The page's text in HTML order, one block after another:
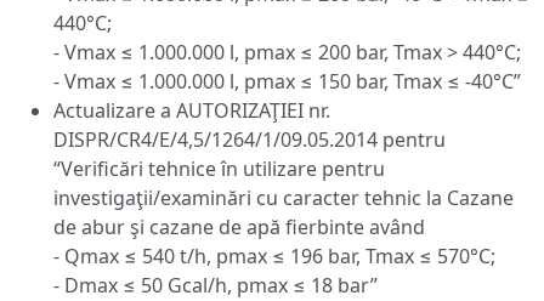
440°C;
- Vmax ≤ 1.000.000 l, pmax ≤ 200 bar, Tmax > 440°C;
- Vmax ≤ 1.000.000 l, pmax ≤ 150 bar, Tmax ≤ -40°C”
Actualizare a AUTORIZAŢIEI nr.
DISPR/CR4/E/4,5/1264/1/09.05.2014 pentru
“Verificări tehnice în utilizare pentru
investigaţii/examinări cu caracter tehnic la Cazane
de abur şi cazane de apă fierbinte având
- Qmax ≤ 540 t/h, pmax ≤ 196 bar, Tmax ≤ 570°C;
- Dmax ≤ 50 Gcal/h, pmax ≤ 18 bar”